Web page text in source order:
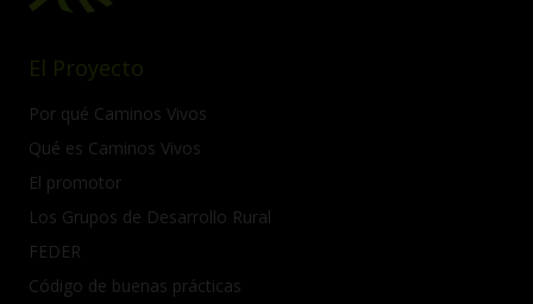
El Proyecto
Por qué Caminos Vivos
Qué es Caminos Vivos
El promotor
Los Grupos de Desarrollo Rural
FEDER
Código de buenas prácticas